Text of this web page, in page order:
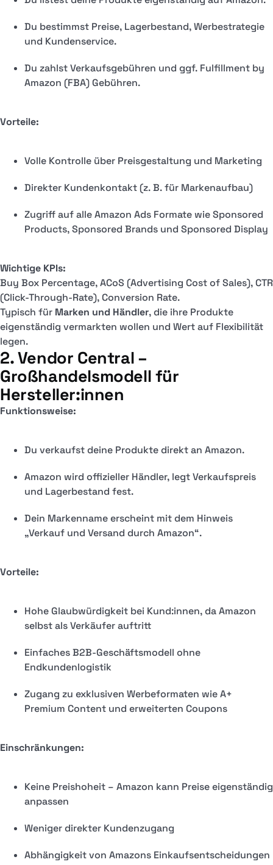
Du bestimmst Preise, Lagerbestand, Werbestrategie
und Kundenservice.
Du zahlst Verkaufsgebühren und ggf. Fulfillment by
Amazon (FBA) Gebühren.
Vorteile:
Volle Kontrolle über Preisgestaltung und Marketing
Direkter Kundenkontakt (z. B. für Markenaufbau)
Zugriff auf alle Amazon Ads Formate wie Sponsored
Products, Sponsored Brands und Sponsored Display
Wichtige KPIs:
Buy Box Percentage, ACoS (Advertising Cost of Sales), CTR
(Click-Through-Rate), Conversion Rate.
Typisch für Marken und Händler, die ihre Produkte
eigenständig vermarkten wollen und Wert auf Flexibilität
legen.
2. Vendor Central –
Großhandelsmodell für
Hersteller:innen
Funktionsweise:
Du verkaufst deine Produkte direkt an Amazon.
Amazon wird offizieller Händler, legt Verkaufspreis
und Lagerbestand fest.
Dein Markenname erscheint mit dem Hinweis
„Verkauf und Versand durch Amazon“.
Vorteile:
Hohe Glaubwürdigkeit bei Kund:innen, da Amazon
selbst als Verkäufer auftritt
Einfaches B2B-Geschäftsmodell ohne
Endkundenlogistik
Zugang zu exklusiven Werbeformaten wie A+
Premium Content und erweiterten Coupons
Einschränkungen:
Keine Preishoheit – Amazon kann Preise eigenständig
anpassen
Weniger direkter Kundenzugang
Abhängigkeit von Amazons Einkaufsentscheidungen